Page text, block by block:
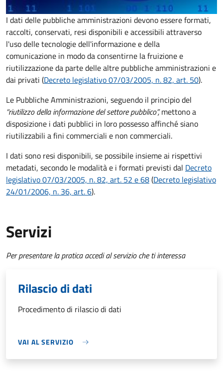
I dati delle pubbliche amministrazioni devono essere formati,
raccolti, conservati, resi disponibili e accessibili attraverso
l'uso delle tecnologie dell'informazione e della
comunicazione in modo da consentirne la fruizione e
riutilizzazione da parte delle altre pubbliche amministrazioni e
dai privati (Decreto legislativo 07/03/2005, n. 82, art. 50).
Le Pubbliche Amministrazioni, seguendo il principio del
“riutilizzo della informazione del settore pubblico”,mettono a
disposizione i dati pubblici in loro possesso affinché siano
riutilizzabili a fini commerciali e non commerciali.
I dati sono resi disponibili, se possibile insieme ai rispettivi
metadati, secondo le modalità e i formati previsti dal Decreto
legislativo 07/03/2005, n. 82, art. 52 e 68(Decreto legislativo
24/01/2006, n. 36, art. 6).
Servizi
Per presentare la pratica accedi al servizio che ti interessa
Rilascio di dati
Procedimento di rilascio di dati
VAI AL SERVIZIO